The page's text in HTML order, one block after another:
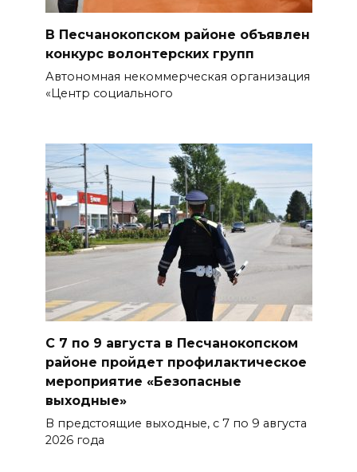
В Песчанокопском районе объявлен
конкурс волонтерских групп
Автономная некоммерческая организация
«Центр социального
С 7 по 9 августа в Песчанокопском
районе пройдет профилактическое
мероприятие «Безопасные
выходные»
В предстоящие выходные, с 7 по 9 августа
2026 года